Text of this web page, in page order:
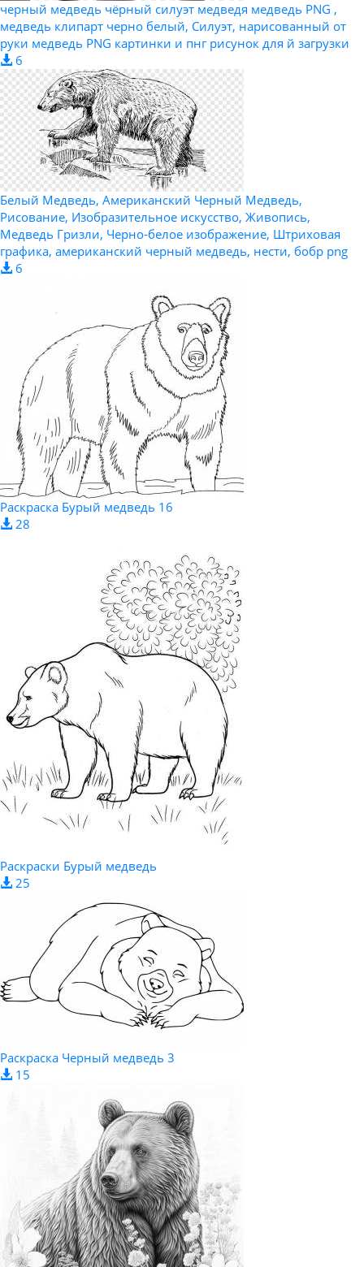
черный медведь чёрный силуэт медведя медведь PNG ,
медведь клипарт черно белый, Силуэт, нарисованный от
руки медведь PNG картинки и пнг рисунок для й загрузки
6
Белый Медведь, Американский Черный Медведь,
Рисование, Изобразительное искусство, Живопись,
Медведь Гризли, Черно-белое изображение, Штриховая
графика, американский черный медведь, нести, бобр png
6
Раскраска Бурый медведь 16
28
Раскраски Бурый медведь
25
Раскраска Черный медведь 3
15